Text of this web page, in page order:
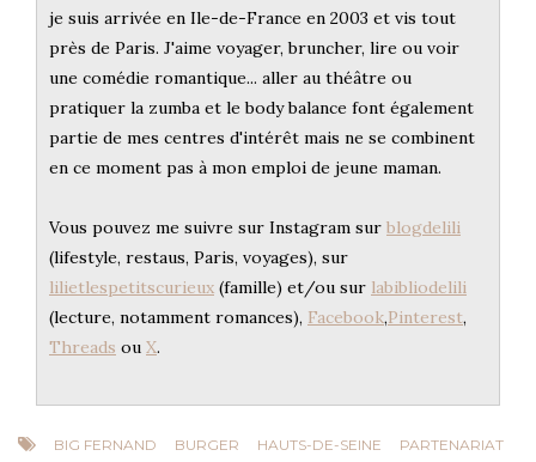
je suis arrivée en Ile-de-France en 2003 et vis tout
près de Paris. J'aime voyager, bruncher, lire ou voir
une comédie romantique... aller au théâtre ou
pratiquer la zumba et le body balance font également
partie de mes centres d'intérêt mais ne se combinent
en ce moment pas à mon emploi de jeune maman.
Vous pouvez me suivre sur Instagram sur blogdelili
(lifestyle, restaus, Paris, voyages), sur
lilietlespetitscurieux (famille) et/ou sur labibliodelili
(lecture, notamment romances), Facebook,Pinterest,
Threads ou X.
BIG FERNAND BURGER HAUTS-DE-SEINE
PARTENARIAT